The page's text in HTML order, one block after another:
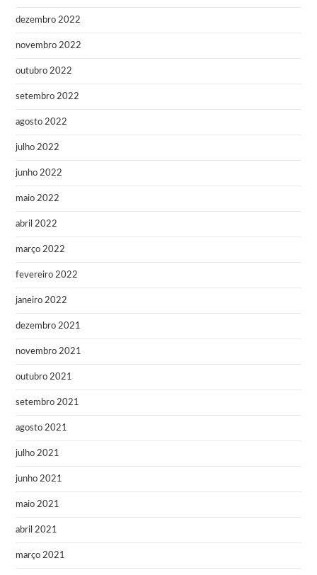
dezembro 2022
novembro 2022
outubro 2022
setembro 2022
agosto 2022
julho 2022
junho 2022
maio 2022
abril 2022
março 2022
fevereiro 2022
janeiro 2022
dezembro 2021
novembro 2021
outubro 2021
setembro 2021
agosto 2021
julho 2021
junho 2021
maio 2021
abril 2021
março 2021